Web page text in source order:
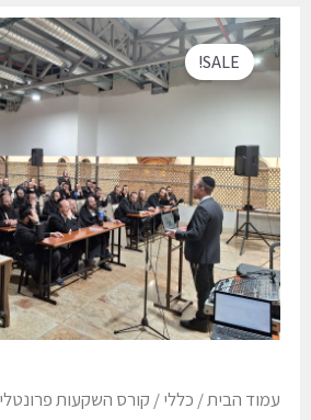
SALE!
עמוד הבית/כללי/ קורס השקעות פרונטלי